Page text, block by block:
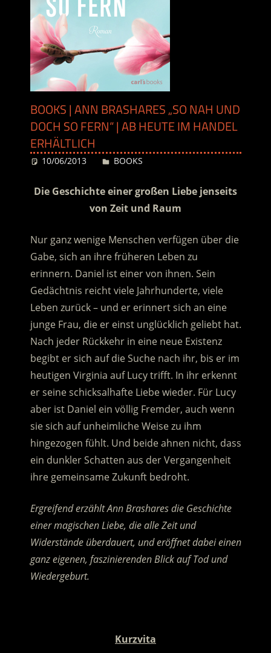
BOOKS | ANN BRASHARES „SO NAH UND
DOCH SO FERN“ | AB HEUTE IM HANDEL
ERHÄLTLICH
10/06/2013 Desiree
BOOKS
Die Geschichte einer großen Liebe jenseits
von Zeit und Raum
Nur ganz wenige Menschen verfügen über die
Gabe, sich an ihre früheren Leben zu
erinnern. Daniel ist einer von ihnen. Sein
Gedächtnis reicht viele Jahrhunderte, viele
Leben zurück – und er erinnert sich an eine
junge Frau, die er einst unglücklich geliebt hat.
Nach jeder Rückkehr in eine neue Existenz
begibt er sich auf die Suche nach ihr, bis er im
heutigen Virginia auf Lucy trifft. In ihr erkennt
er seine schicksalhafte Liebe wieder. Für Lucy
aber ist Daniel ein völlig Fremder, auch wenn
sie sich auf unheimliche Weise zu ihm
hingezogen fühlt. Und beide ahnen nicht, dass
ein dunkler Schatten aus der Vergangenheit
ihre gemeinsame Zukunft bedroht.
Ergreifend erzählt Ann Brashares die Geschichte
einer magischen Liebe, die alle Zeit und
Widerstände überdauert, und eröffnet dabei einen
ganz eigenen, faszinierenden Blick auf Tod und
Wiedergeburt.
Kurzvita